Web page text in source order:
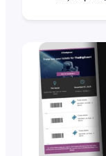
πριν, κατά
εκδήλωσή
αναφορών
κάθε
κάνει ήδη
λεχθέντος,